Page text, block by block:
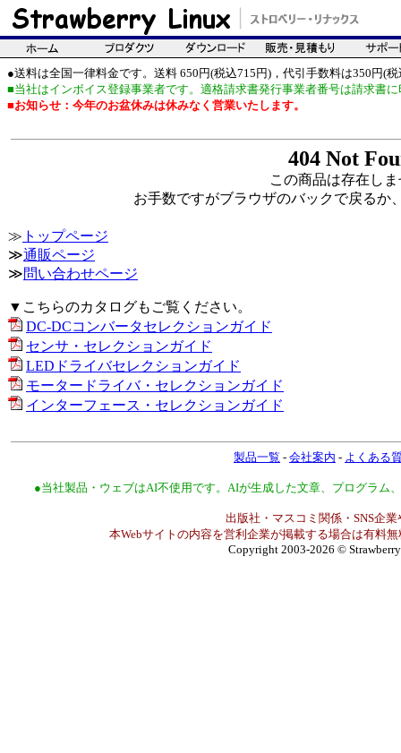
●送料は全国一律料金です。送料 650円(税込715円)，代引手数料は350円(税
■当社はインボイス登録事業者です。適格請求書発行事業者番号は請求書
■お知らせ：今年のお盆休みは休みなく営業いたします。
404 Not
この商品は存在し
お手数ですがブラウザのバックで戻るか
≫ トップページ
≫通販ページ
≫問い合わせページ
▼こちらのカタログもご覧ください。
DC-DCコンバータセレクションガイド
センサ・セレクションガイド
LEDドライバセレクションガイド
モータードライバ・セレクションガイド
インターフェース・セレクションガイド
製品一覧 - 会社案内 - よくある
●当社製品・ウェブはAI不使用です。AIが生成した文章、プログラム
出版社・マスコミ関係・SNS企
本Webサイトの内容を営利企業が掲載する場合は有料
Copyright 2003-2026 ©